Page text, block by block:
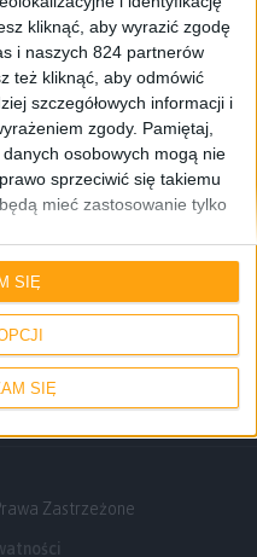
kliknąć, aby wyrazić zgodę
i naszych 824 partnerów
też kliknąć, aby odmówić
szczegółowych informacji i
zgody. Pamiętaj,
osobowych mogą nie
sprzeciwić się takiemu
mieć zastosowanie tylko
SIĘ
SIĘ
unikatowa
Galaxy
Zastrzeżone